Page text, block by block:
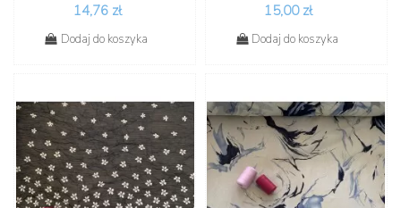
14,76 zł
Dodaj do koszyka
15,00 zł
Dodaj do koszyka